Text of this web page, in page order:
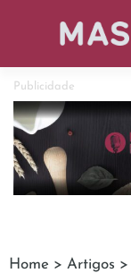
Publicidade
Home > Artigos >